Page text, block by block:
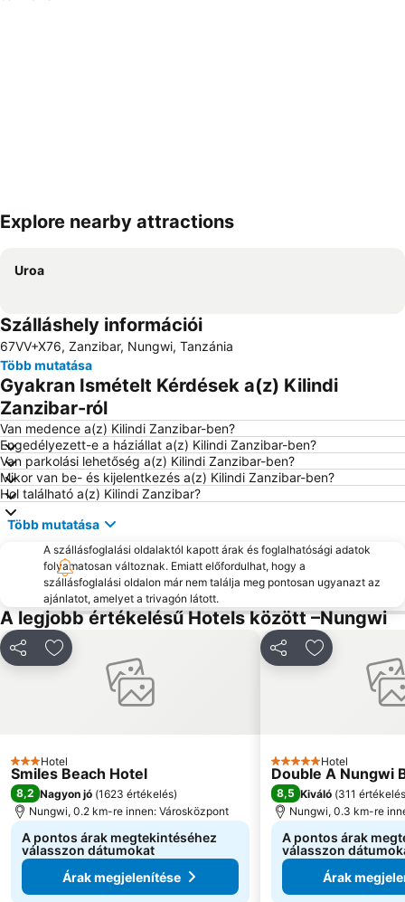
Nagy méretű térkép
Explore nearby attractions
Uroa
Szálláshely információi
67VV+X76, Zanzibar, Nungwi, Tanzánia
Több mutatása
Gyakran Ismételt Kérdések a(z) Kilindi
Zanzibar-ról
Van medence a(z) Kilindi Zanzibar-ben?
Engedélyezett-e a háziállat a(z) Kilindi Zanzibar-ben?
Van parkolási lehetőség a(z) Kilindi Zanzibar-ben?
Mikor van be- és kijelentkezés a(z) Kilindi Zanzibar-ben?
Hol található a(z) Kilindi Zanzibar?
Több mutatása
A szállásfoglalási oldalaktól kapott árak és foglalhatósági adatok
folyamatosan változnak. Emiatt előfordulhat, hogy a
szállásfoglalási oldalon már nem találja meg pontosan ugyanazt az
ajánlatot, amelyet a trivagón látott.
A legjobb értékelésű Hotels között –Nungwi
MegosztásHozzáadás a kedvencekhez
3 Kategória
Hotel
Smiles Beach Hotel
8,2 Nagyon jó (1623 értékelés)
Nungwi, 0.2 km-re innen: Városközpont
A pontos árak megtekintéséhez
válasszon dátumokat
Árak megjelenítése
MegosztásHozzáadás
5 Kategória
Hotel
Double A Nungwi
8,5 Kiváló (311 értékelés
Nungwi, 0.3 km-re
A pontos árak
válasszon
Árak